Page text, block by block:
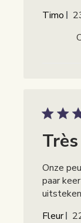
Timo
Onze
paar
Fleur